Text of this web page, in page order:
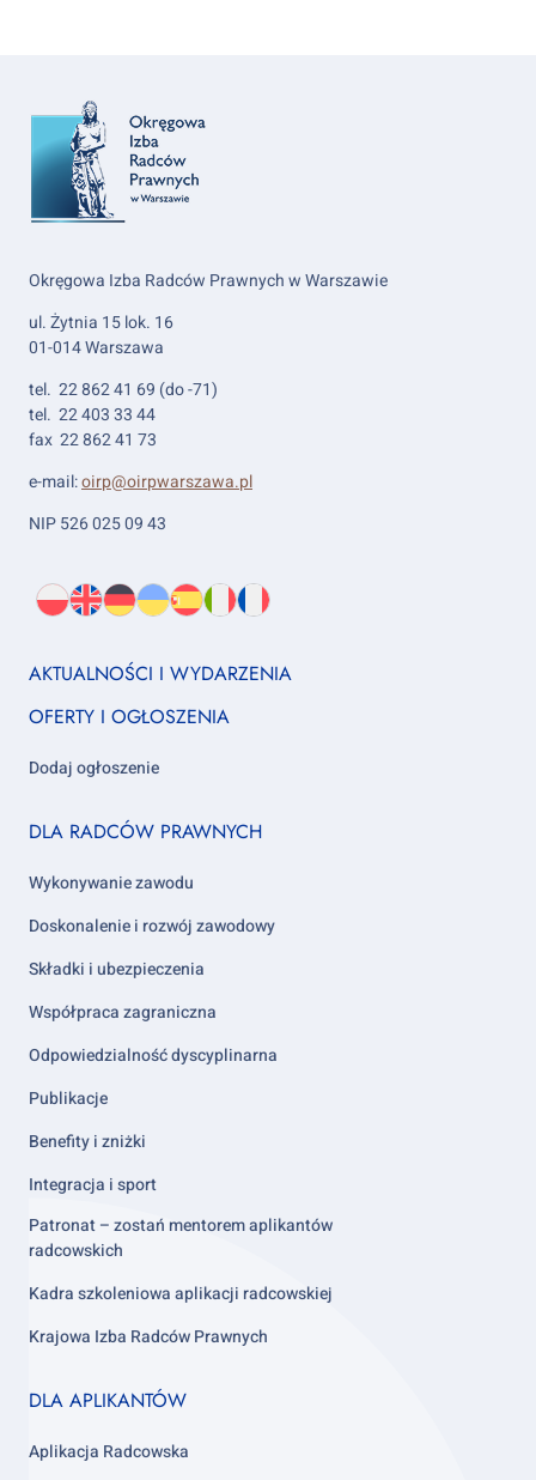
Okręgowa Izba Radców Prawnych w Warszawie
ul. Żytnia 15 lok. 16
01-014 Warszawa
tel. 22 862 41 69 (do -71)
tel. 22 403 33 44
fax 22 862 41 73
e-mail:oirp@oirpwarszawa.pl
NIP 526 025 09 43
Wybierz
język:
PL
O
EN
About
DE
About
UK
About
ES
About
IT
About
FR
About
Footer
1
AKTUALNOŚCI I WYDARZENIA
OFERTY I OGŁOSZENIA
Dodaj ogłoszenie
Footer
2
DLA RADCÓW PRAWNYCH
Wykonywanie zawodu
Doskonalenie i rozwój zawodowy
Składki i ubezpieczenia
Współpraca zagraniczna
Odpowiedzialność dyscyplinarna
Publikacje
Benefity i zniżki
Integracja i sport
Patronat – zostań mentorem aplikantów
radcowskich
Kadra szkoleniowa aplikacji radcowskiej
Krajowa Izba Radców Prawnych
Footer
3
DLA APLIKANTÓW
Aplikacja Radcowska